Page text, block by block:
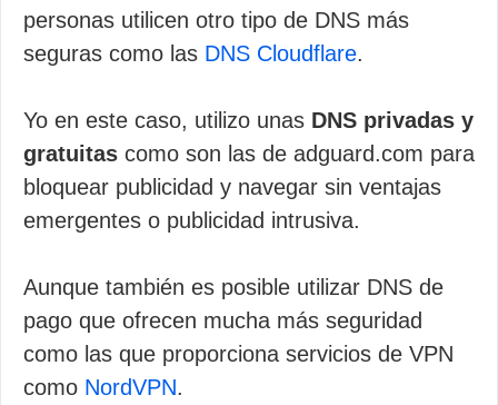
personas utilicen otro tipo de DNS más
seguras como las DNS Cloudflare.
Yo en este caso, utilizo unas DNS privadas y
gratuitas como son las de adguard.com para
bloquear publicidad y navegar sin ventajas
emergentes o publicidad intrusiva.
Aunque también es posible utilizar DNS de
pago que ofrecen mucha más seguridad
como las que proporciona servicios de VPN
como NordVPN.